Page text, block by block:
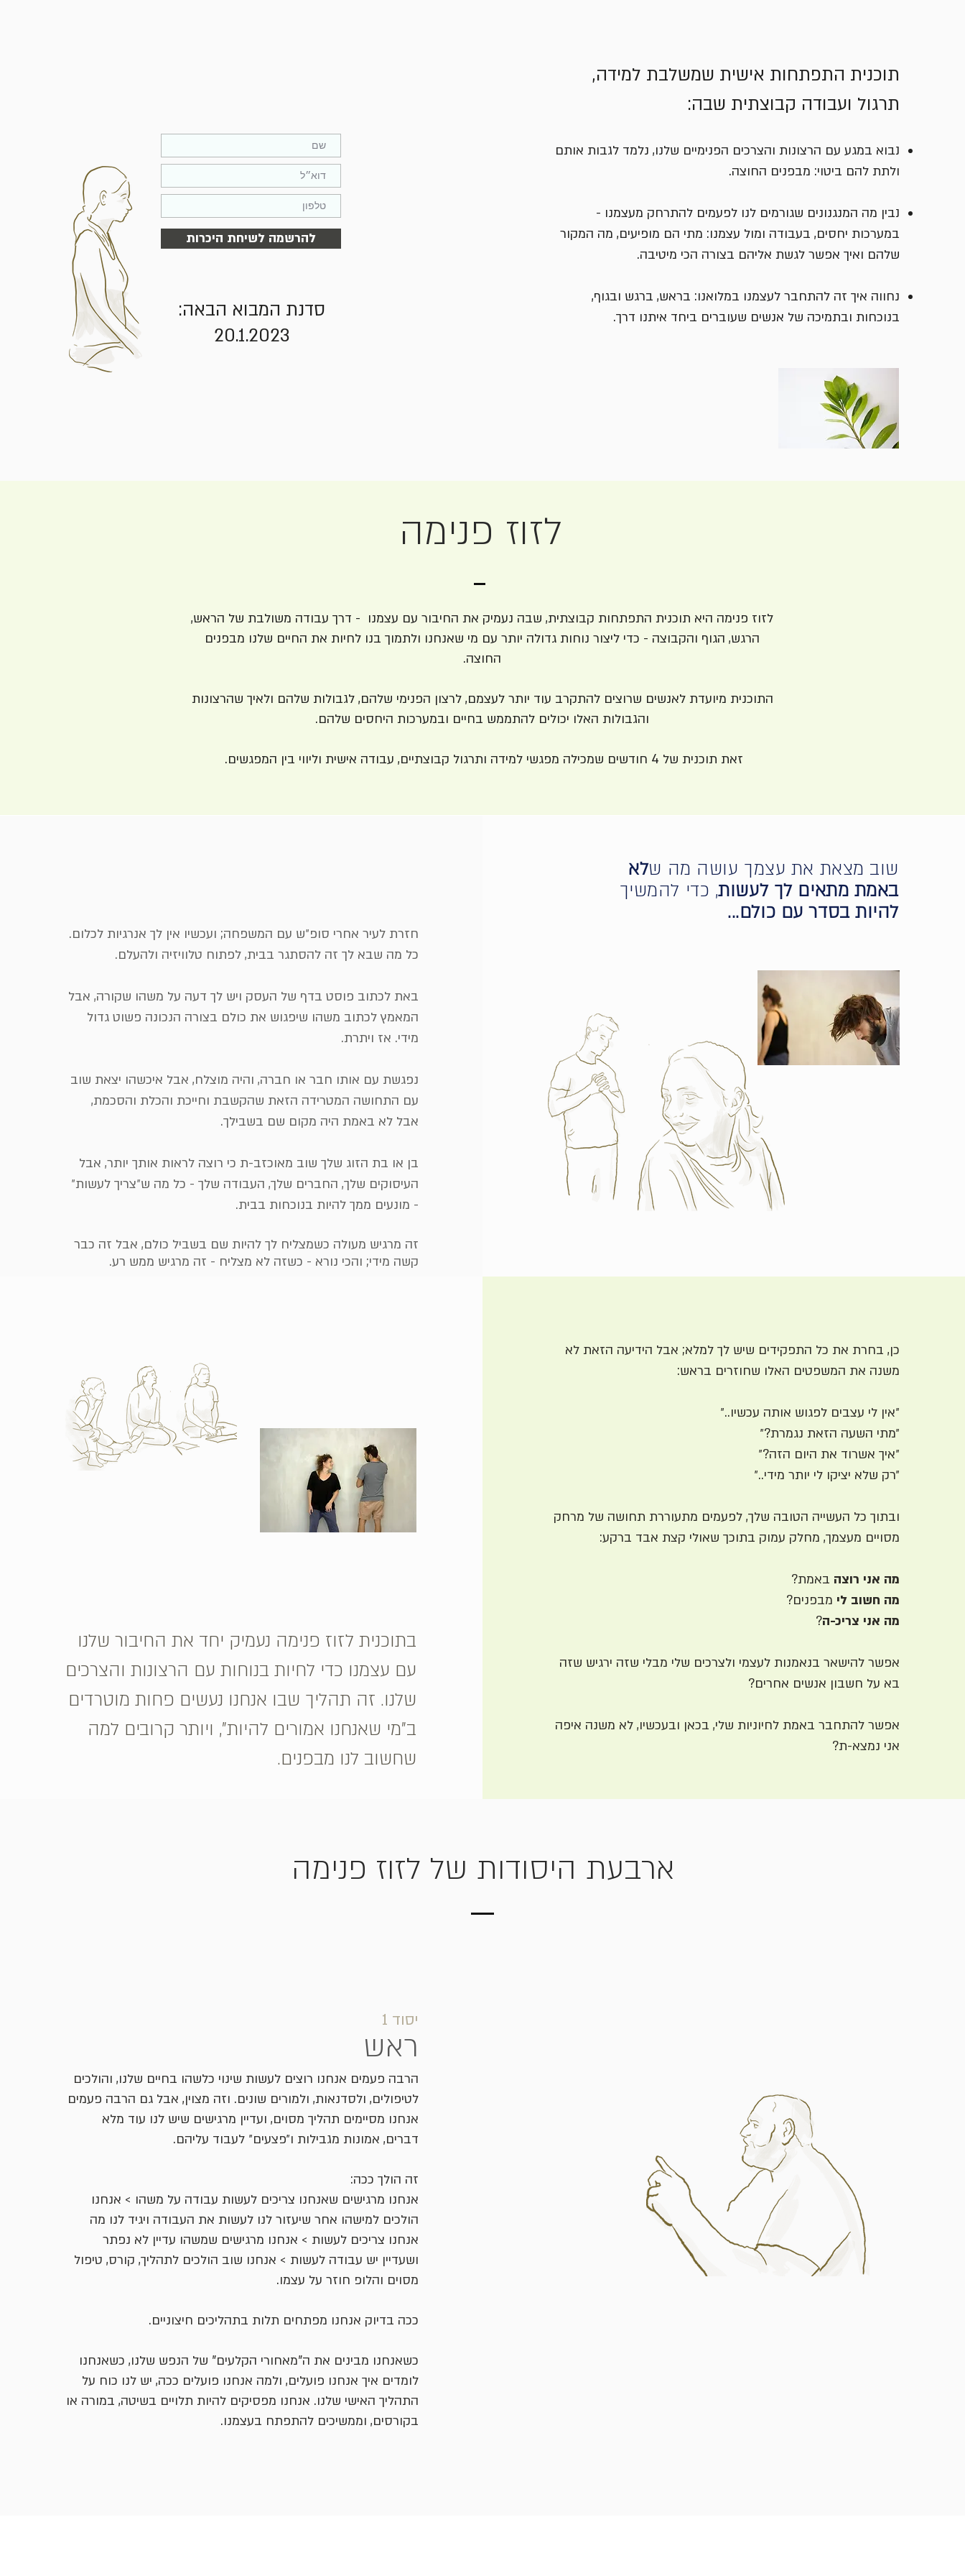
להרשמה לשיחת היכרות
סדנת המבוא הבאה:
20.1.2023
תוכנית התפתחות אישית שמשלבת למידה,
תרגול ועבודה קבוצתית שבה:
נבוא במגע עם הרצונות והצרכים הפנימיים שלנו, נלמד לגבות אותם
ולתת להם ביטוי: מבפנים החוצה.
נבין מה המנגנונים שגורמים לנו לפעמים להתרחק מעצמנו -
במערכות יחסים, בעבודה ומול עצמנו: מתי הם מופיעים, מה המקור
שלהם ואיך אפשר לגשת אליהם בצורה הכי מיטיבה.
נחווה איך זה להתחבר לעצמנו במלואנו: בראש, ברגש ובגוף,
בנוכחות ובתמיכה של אנשים שעוברים ביחד איתנו דרך.
לזוז פנימה
לזוז פנימה היא תוכנית התפתחות קבוצתית, שבה נעמיק את החיבור עם עצמנו - דרך עבודה משולבת של הראש,
הרגש, הגוף והקבוצה - כדי ליצור נוחות גדולה יותר עם מי שאנחנו ולתמוך בנו לחיות את החיים שלנו מבפנים
החוצה.
התוכנית מיועדת לאנשים שרוצים להתקרב עוד יותר לעצמם, לרצון הפנימי שלהם, לגבולות שלהם ולאיך שהרצונות
והגבולות האלו יכולים להתממש בחיים ובמערכות היחסים שלהם.
זאת תוכנית של 4 חודשים שמכילה מפגשי למידה ותרגול קבוצתיים, עבודה אישית וליווי בין המפגשים.
חזרת לעיר אחרי סופ״ש עם המשפחה; ועכשיו אין לך אנרגיות לכלום.
כל מה שבא לך זה להסתגר בבית, לפתוח טלוויזיה ולהעלם.
באת לכתוב פוסט בדף של העסק ויש לך דעה על משהו שקורה, אבל
המאמץ לכתוב משהו שיפגוש את כולם בצורה הנכונה פשוט גדול
מידי. אז ויתרת.
נפגשת עם אותו חבר או חברה, והיה מוצלח, אבל איכשהו יצאת שוב
עם התחושה המטרידה הזאת שהקשבת וחייכת והכלת והסכמת,
אבל לא באמת היה מקום שם בשבילך.
בן או בת הזוג שלך שוב מאוכזב-ת כי רוצה לראות אותך יותר, אבל
העיסוקים שלך, החברים שלך, העבודה שלך - כל מה ש״צריך לעשות״
- מונעים ממך להיות בנוכחות בבית.
זה מרגיש מעולה כשמצליח לך להיות שם בשביל כולם, אבל זה כבר
קשה מידי; והכי נורא - כשזה לא מצליח - זה מרגיש ממש רע.
שוב מצאת את עצמך עושה מה שלא
באמת מתאים לך לעשות, כדי להמשיך
להיות בסדר עם כולם...
בתוכנית לזוז פנימה נעמיק יחד את החיבור שלנו
עם עצמנו כדי לחיות בנוחות עם הרצונות והצרכים
שלנו. זה תהליך שבו אנחנו נעשים פחות מוטרדים
ב"מי שאנחנו אמורים להיות", ויותר קרובים למה
שחשוב לנו מבפנים.
כן, בחרת את כל התפקידים שיש לך למלא; אבל הידיעה הזאת לא
משנה את המשפטים האלו שחוזרים בראש:
״אין לי עצבים לפגוש אותה עכשיו..״
״מתי השעה הזאת נגמרת?״
״איך אשרוד את היום הזה?״
״רק שלא יציקו לי יותר מידי..״
ובתוך כל העשייה הטובה שלך, לפעמים מתעוררת תחושה של מרחק
מסויים מעצמך, מחלק עמוק בתוכך שאולי קצת אבד ברקע:
מה אני רוצה באמת?
מה חשוב לי מבפנים?
מה אני צריכ-ה?
אפשר להישאר בנאמנות לעצמי ולצרכים שלי מבלי שזה ירגיש שזה
בא על חשבון אנשים אחרים?
אפשר להתחבר באמת לחיוניות שלי, בכאן ובעכשיו, לא משנה איפה
אני נמצא-ת?
ארבעת היסודות של לזוז פנימה
יסוד 1
הרבה פעמים אנחנו רוצים לעשות שינוי כלשהו בחיים שלנו, והולכים
לטיפולים, ולסדנאות, ולמורים שונים. וזה מצוין, אבל גם הרבה פעמים
אנחנו מסיימים תהליך מסוים, ועדיין מרגישים שיש לנו עוד מלא
דברים, אמונות מגבילות ו״פצעים״ לעבוד עליהם.
זה הולך ככה:
אנחנו מרגישים שאנחנו צריכים לעשות עבודה על משהו > אנחנו
הולכים למישהו אחר שיעזור לנו לעשות את העבודה ויגיד לנו מה
אנחנו צריכים לעשות > אנחנו מרגישים שמשהו עדיין לא נפתר
ושעדיין יש עבודה לעשות > אנחנו שוב הולכים לתהליך, קורס, טיפול
מסוים והלופ חוזר על עצמו.
ככה בדיוק אנחנו מפתחים תלות בתהליכים חיצוניים.
כשאנחנו מבינים את ה"מאחורי הקלעים" של הנפש שלנו, כשאנחנו
לומדים איך אנחנו פועלים, ולמה אנחנו פועלים ככה, יש לנו כוח על
התהליך האישי שלנו. אנחנו מפסיקים להיות תלויים בשיטה, במורה או
בקורסים, וממשיכים להתפתח בעצמנו.
ראש